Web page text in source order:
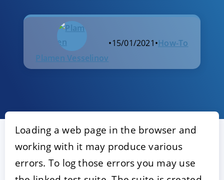
Plamen Vesselinov
•15/01/2021•How-To
Loading a web page in the browser and
working with it may produce various
errors. To log those errors you may use